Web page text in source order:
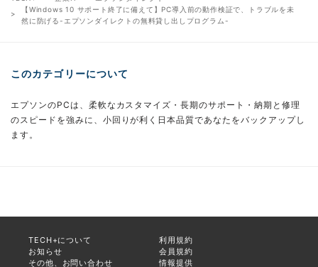
【Windows 10 サポート終了に備えて】PC導入前の動作検証で、トラブルを未
然に防げる-エプソンダイレクトの無料貸し出しプログラム-
このカテゴリーについて
エプソンのPCは、柔軟なカスタマイズ・長期のサポート・納期と修理
のスピードを強みに、小回りが利く日本品質であなたをバックアップし
ます。
TECH+について
利用規約
お知らせ
会員規約
その他、お問い合わせ
情報提供